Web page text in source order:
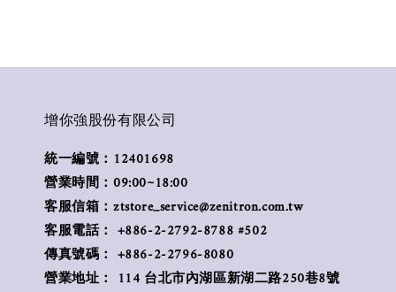
增你強股份有限公司
統一編號：12401698
營業時間：09:00~18:00
客服信箱：ztstore_service@zenitron.com.tw
客服電話： +886-2-2792-8788 #502
傳真號碼： +886-2-2796-8080
營業地址： 114 台北市內湖區新湖二路250巷8號